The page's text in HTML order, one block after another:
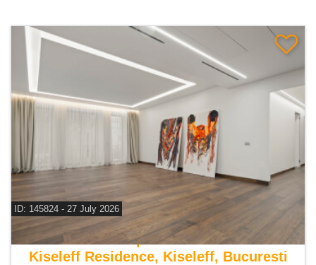
ID: 145824 - 27 July 2026
De inchiriat apartament 4 camere
Kiseleff Residence, Kiseleff, Bucuresti